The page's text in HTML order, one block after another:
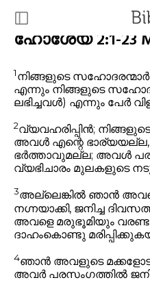
ഹോശേയ 2:1-23
1നിങ്ങളുടെ
എന്നും നിങ്ങളുടെ
ലഭിച്ചവൾ) എന്നും പേർ
2വ്യവഹരിപ്പിൻ;
അവൾ എന്റെ
ഭർത്താവുമല്ല; അവൾ
വ്യഭിചാരം മുലകളുടെ
3അല്ലെങ്കിൽ ഞാൻ
നഗ്നയാക്കി, ജനിച്ച
അവളെ മരുഭൂമിയും
ദാഹംകൊണ്ടു
4ഞാൻ അവളുടെ
അവർ പരസംഗത്തിൽ